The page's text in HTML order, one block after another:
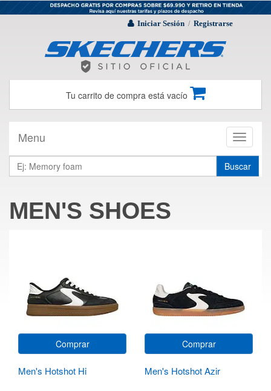
Iniciar Sesión / Registrarse
Tu carrito de compra está vacío
Toggle
Menu
Buscar
MEN'S SHOES
Comprar
Men's Hotshot Hi
Comprar
Men's Hotshot Azir